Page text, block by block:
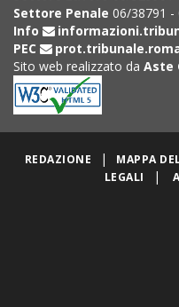
Settore Penale 06/38791 -
Info
PEC
Sito web realizzato da Aste
REDAZIONE | MAPPA
LEGALI
|